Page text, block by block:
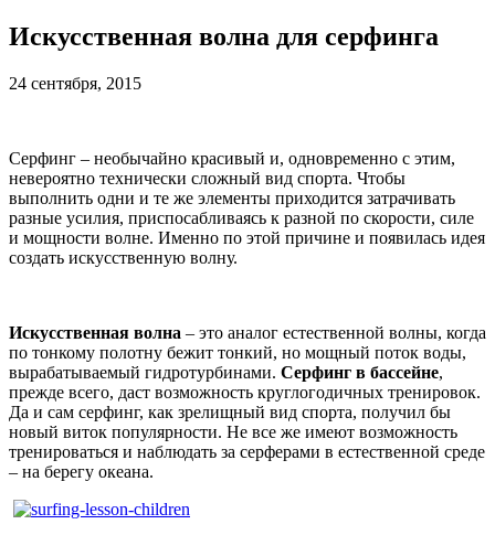
Искусственная волна для серфинга
24 сентября, 2015
Серфинг – необычайно красивый и, одновременно с этим,
невероятно технически сложный вид спорта. Чтобы
выполнить одни и те же элементы приходится затрачивать
разные усилия, приспосабливаясь к разной по скорости, силе
и мощности волне. Именно по этой причине и появилась идея
создать искусственную волну.
Искусственная волна – это аналог естественной волны, когда
по тонкому полотну бежит тонкий, но мощный поток воды,
вырабатываемый гидротурбинами. Серфинг в бассейне,
прежде всего, даст возможность круглогодичных тренировок.
Да и сам серфинг, как зрелищный вид спорта, получил бы
новый виток популярности. Не все же имеют возможность
тренироваться и наблюдать за серферами в естественной среде
– на берегу океана.